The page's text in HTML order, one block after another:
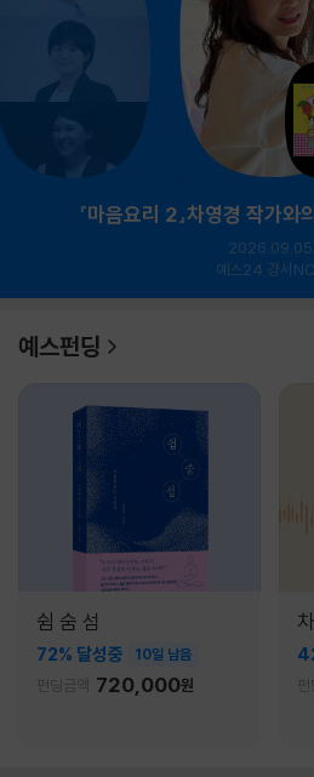
『마음요리 2』차영경 작가
2026.09.05.
예스24 강서
예스펀딩
쉼 숨 섬
72% 달성중 10일 남음
펀딩금액 720,000원